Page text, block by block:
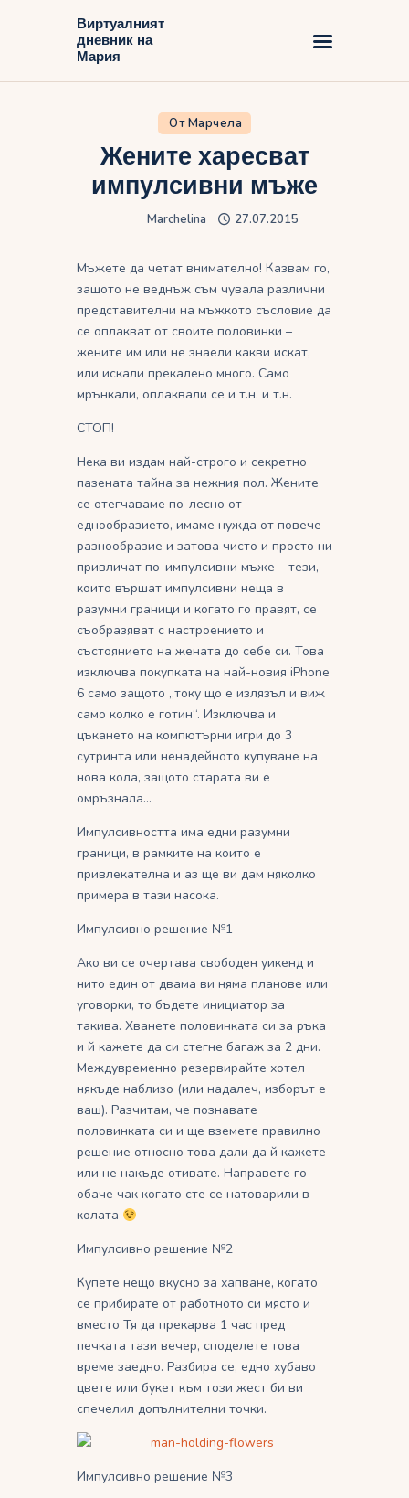
Виртуалният
дневник на
Мария
Виртуалният дневник на Мария
От Марчела
Жените харесват
импулсивни мъже
Marchelina 27.07.2015
Мъжете да четат внимателно! Казвам го,
защото не веднъж съм чувала различни
представителни на мъжкото съсловие да
се оплакват от своите половинки –
жените им или не знаели какви искат,
или искали прекалено много. Само
мрънкали, оплаквали се и т.н. и т.н.
СТОП!
Нека ви издам най-строго и секретно
пазената тайна за нежния пол. Жените
се отегчаваме по-лесно от
еднообразието, имаме нужда от повече
разнообразие и затова чисто и просто ни
привличат по-импулсивни мъже – тези,
които вършат импулсивни неща в
разумни граници и когато го правят, се
съобразяват с настроението и
състоянието на жената до себе си. Това
изключва покупката на най-новия iPhone
6 само защото „току що е излязъл и виж
само колко е готин“. Изключва и
цъкането на компютърни игри до 3
сутринта или ненадейното купуване на
нова кола, защото старата ви е
омръзнала…
Импулсивността има едни разумни
граници, в рамките на които е
привлекателна и аз ще ви дам няколко
примера в тази насока.
Импулсивно решение №1
Ако ви се очертава свободен уикенд и
нито един от двама ви няма планове или
уговорки, то бъдете инициатор за
такива. Хванете половинката си за ръка
и й кажете да си стегне багаж за 2 дни.
Междувременно резервирайте хотел
някъде наблизо (или надалеч, изборът е
ваш). Разчитам, че познавате
половинката си и ще вземете правилно
решение относно това дали да й кажете
или не накъде отивате. Направете го
обаче чак когато сте се натоварили в
колата
Импулсивно решение №2
Купете нещо вкусно за хапване, когато
се прибирате от работното си място и
вместо Тя да прекарва 1 час пред
печката тази вечер, споделете това
време заедно. Разбира се, едно хубаво
цвете или букет към този жест би ви
спечелил допълнителни точки.
Импулсивно решение №3